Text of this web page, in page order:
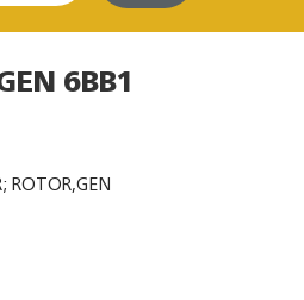
6BB1
ROTOR,GEN